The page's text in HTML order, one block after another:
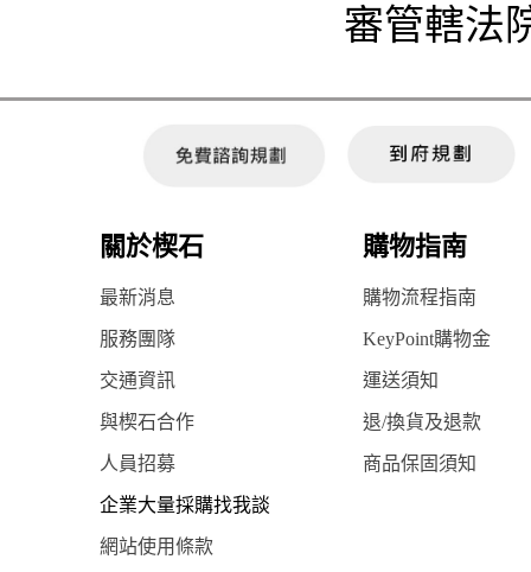
審管轄法
關於楔石 購物指南
最新消息 購物流程指南
服務團隊 KeyPoint購物金
交通資訊 運送須知
與楔石合作 退/換貨及退款
人員招募 商品保固須知
企業大量採購找我談
網站使用條款